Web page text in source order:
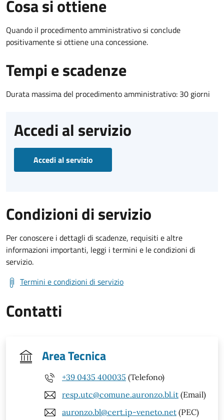
Cosa si ottiene
Quando il procedimento amministrativo si conclude
positivamente si ottiene una concessione.
Tempi e scadenze
Durata massima del procedimento amministrativo: 30 giorni
Accedi al servizio
Accedi al servizio
Condizioni di servizio
Per conoscere i dettagli di scadenze, requisiti e altre
informazioni importanti, leggi i termini e le condizioni di
servizio.
Termini e condizioni di servizio
Contatti
Area Tecnica
+39 0435 400035 (Telefono)
resp.utc@comune.auronzo.bl.it (Email)
auronzo.bl@cert.ip-veneto.net (PEC)